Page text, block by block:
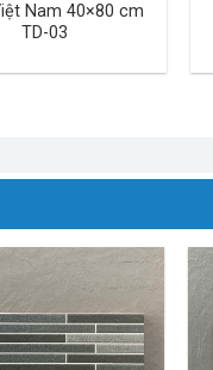
Nam 40×80 cm
TD-03